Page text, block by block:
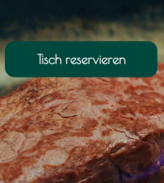
Tisch reservieren